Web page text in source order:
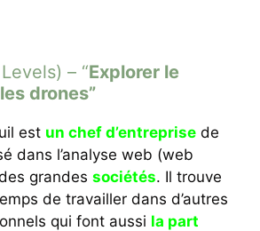
– “Explorer le
drones”
est un chef d’entreprise de
dans l’analyse web (web
grandes sociétés. Il trouve
de travailler dans d’autres
qui font aussi la part